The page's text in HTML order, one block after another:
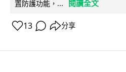
置防護功能，... 閱讀全文
13 分享